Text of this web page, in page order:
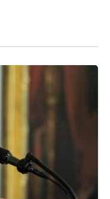
el Gobierno